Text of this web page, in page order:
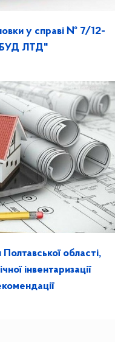
у справі № 7/12-
ЛТД"
області,
інвентаризації
рекомендації